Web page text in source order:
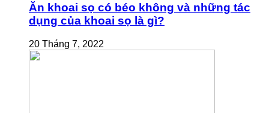
Ăn khoai sọ có béo không và những tác
dụng của khoai sọ là gì?
20 Tháng 7, 2022